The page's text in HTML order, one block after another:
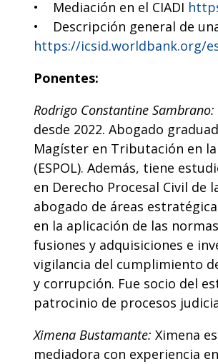
• Mediación en el CIADI
• Descripción general de
https://icsid.worldbank.org/
Ponentes:
Rodrigo Constantine Sambrano:
desde 2022. Abogado
Magíster en Tributación en
(ESPOL). Además, tiene
en Derecho Procesal Civil de
abogado de áreas
en la aplicación de las
fusiones y adquisiciones e
vigilancia del cumplimiento
y corrupción. Fue socio del
patrocinio de procesos
Ximena Bustamante: Ximena
mediadora con experiencia